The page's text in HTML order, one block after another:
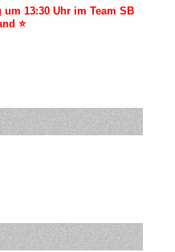
13:30 Uhr im Team SB
⭐